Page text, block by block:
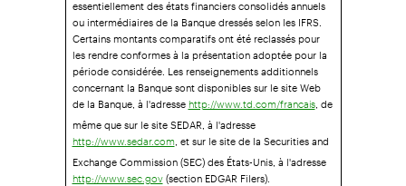
ou intermédiaires de la Banque dressés selon les IFRS.
Certains montants comparatifs ont été reclassés pour
les rendre conformes à la présentation adoptée pour la
période considérée. Les renseignements additionnels
concernant la Banque sont disponibles sur le site Web
de la Banque, à l'adressehttp://www.td.com/francais, de
même que sur le site SEDAR, à l'adresse
http://www.sedar.com, et sur le site de la Securities and
Exchange Commission (SEC) des États-Unis, à l'adresse
http://www.sec.gov(section EDGAR Filers).